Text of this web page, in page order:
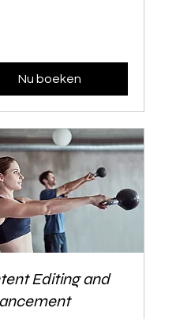
Nu boeken
Editing and